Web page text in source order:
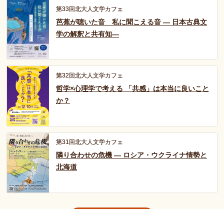
第33回北大人文学カフェ
芭蕉が聴いた音 私に聞こえる音 — 日本古典文
学の解釈と共有知―
第32回北大人文学カフェ
哲学×心理学で考える 「共感」は本当に良いこと
か？
第31回北大人文学カフェ
隣り合わせの危機 — ロシア・ウクライナ情勢と
北海道